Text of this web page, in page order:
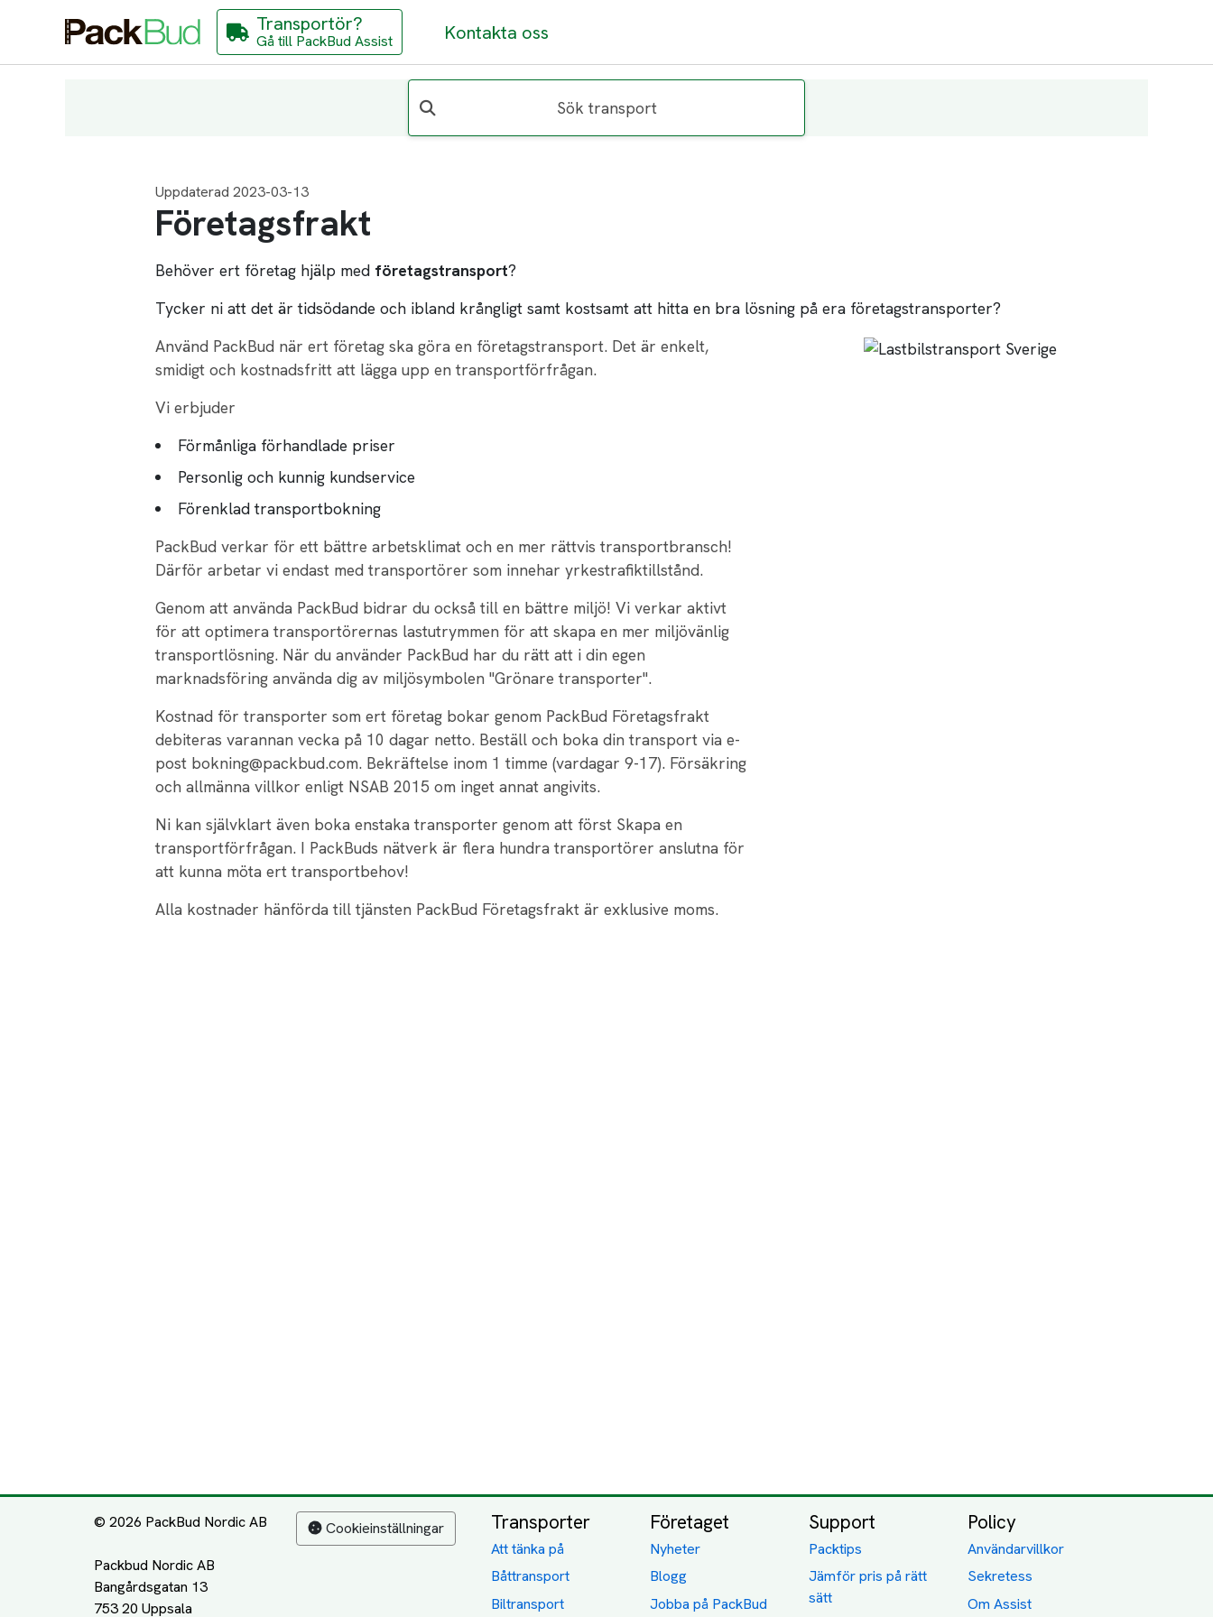
Transportör?
Gå till PackBud Assist Kontakta oss
Sök transport
Uppdaterad 2023-03-13
Företagsfrakt
Behöver ert företag hjälp med företagstransport?
Tycker ni att det är tidsödande och ibland krångligt samt kostsamt att hitta en bra lösning på era företagstransporter?
Använd PackBud när ert företag ska göra en företagstransport. Det är enkelt,
smidigt och kostnadsfritt att lägga upp en transportförfrågan.
Vi erbjuder
Förmånliga förhandlade priser
Personlig och kunnig kundservice
Förenklad transportbokning
PackBud verkar för ett bättre arbetsklimat och en mer rättvis transportbransch!
Därför arbetar vi endast med transportörer som innehar yrkestrafiktillstånd.
Genom att använda PackBud bidrar du också till en bättre miljö! Vi verkar aktivt
för att optimera transportörernas lastutrymmen för att skapa en mer miljövänlig
transportlösning. När du använder PackBud har du rätt att i din egen
marknadsföring använda dig av miljösymbolen "Grönare transporter".
Kostnad för transporter som ert företag bokar genom PackBud Företagsfrakt
debiteras varannan vecka på 10 dagar netto. Beställ och boka din transport via e-
post bokning@packbud.com. Bekräftelse inom 1 timme (vardagar 9-17). Försäkring
och allmänna villkor enligt NSAB 2015 om inget annat angivits.
Ni kan självklart även boka enstaka transporter genom att först Skapa en
transportförfrågan. I PackBuds nätverk är flera hundra transportörer anslutna för
att kunna möta ert transportbehov!
Alla kostnader hänförda till tjänsten PackBud Företagsfrakt är exklusive moms.
© 2026 PackBud Nordic AB
Packbud Nordic AB
Bangårdsgatan 13
753 20 Uppsala
Cookieinställningar Transporter
Att tänka på
Båttransport
Biltransport
Företaget
Nyheter
Blogg
Jobba på PackBud
Support
Packtips
Jämför pris på rätt
sätt
Policy
Användarvillkor
Sekretess
Om Assist